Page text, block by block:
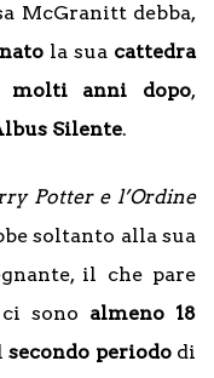
McGranitt debba,
la sua cattedra
molti anni dopo,
Silente.
Potter e l’Ordine
soltanto alla sua
il che pare
sono almeno 18
secondo periododi